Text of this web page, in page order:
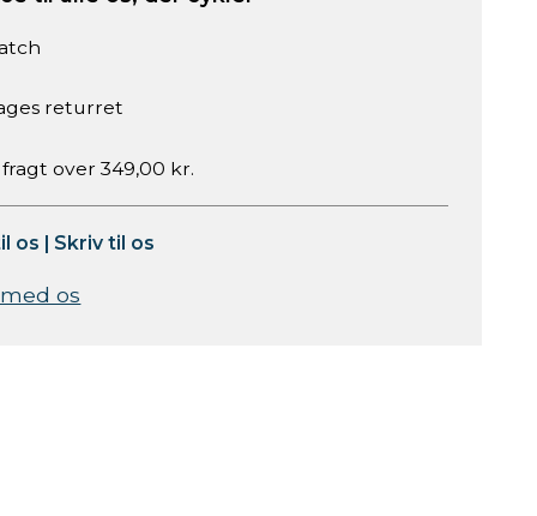
returret
fragt over 349,00 kr.
os | Skriv til os
os